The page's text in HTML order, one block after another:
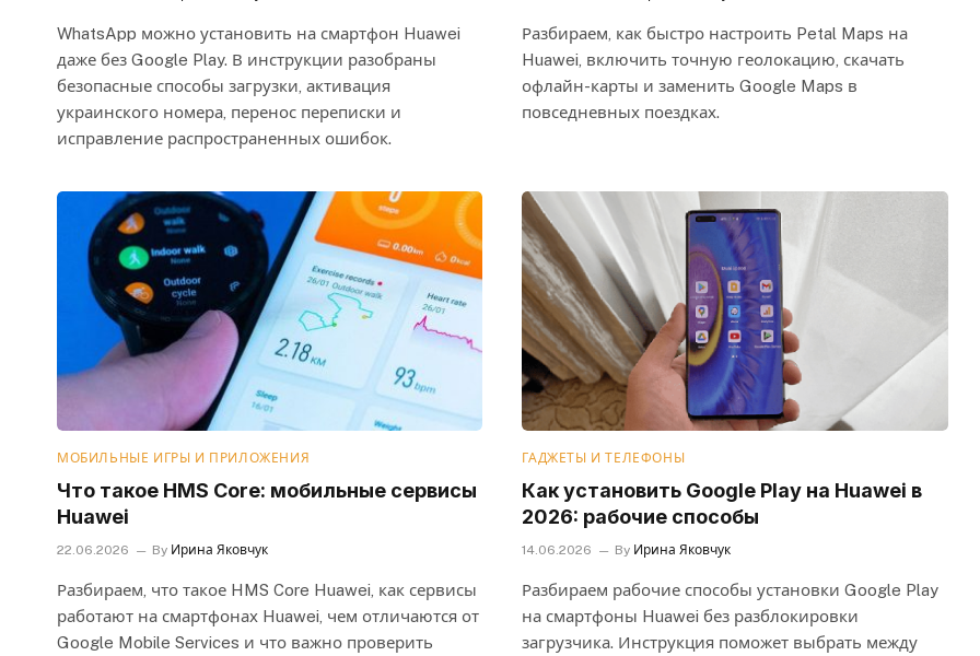
WhatsApp можно установить на смартфон Huawei
даже без Google Play. В инструкции разобраны
безопасные способы загрузки, активация
украинского номера, перенос переписки и
исправление распространенных ошибок.
Разбираем, как быстро настроить Petal Maps на
Huawei, включить точную геолокацию, скачать
офлайн-карты и заменить Google Maps в
повседневных поездках.
МОБИЛЬНЫЕ ИГРЫ И ПРИЛОЖЕНИЯ
Что такое HMS Core: мобильные сервисы
Huawei
22.06.2026 By Ирина Яковчук
Разбираем, что такое HMS Core Huawei, как сервисы
работают на смартфонах Huawei, чем отличаются от
Google Mobile Services и что важно проверить
ГАДЖЕТЫ И ТЕЛЕФОНЫ
Как установить Google Play на Huawei в
2026: рабочие способы
14.06.2026 By Ирина Яковчук
Разбираем рабочие способы установки Google Play
на смартфоны Huawei без разблокировки
загрузчика. Инструкция поможет выбрать между